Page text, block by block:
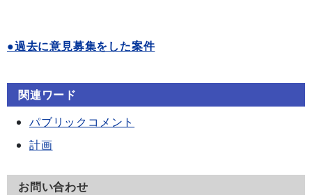
●過去に意見募集をした案件
関連ワード
パブリックコメント
計画
お問い合わせ